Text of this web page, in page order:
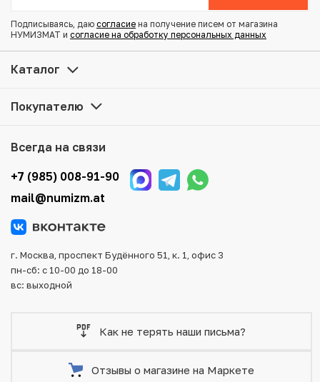
Купить 10 сен 1897 года Япония по привлекательной
цене можно в нашем интернет-магазине — Вам
нашем складе.
того, возможен самовывоз товара из офиса магазина.
Для вашего удобства представлены несколько способов
оплаты и доставки заказа. Все отправления надежно и
тщательно упаковываются, что исключает возможность
Подписываясь, даю согласие на получение писем от магазина
НУМИЗМАТ и согласие на обработку персональных данных
Каталог
Покупателю
Всегда на связи
+7 (985) 008-91-90
mail@numizm.at
г. Москва, проспект Будённого 51, к. 1, офис 3
пн-сб: с 10-00 до 18-00
вс: выходной
Как не терять наши письма?
Отзывы о магазине на Маркете